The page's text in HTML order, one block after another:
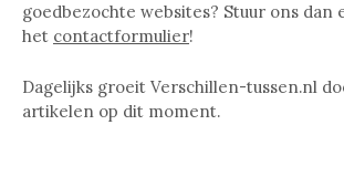
goedbezochte websites? Stuur ons dan
het contactformulier!
Dagelijks groeit Verschillen-tussen.nl
artikelen op dit moment.